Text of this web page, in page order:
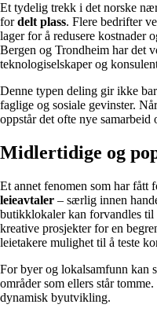
Et tydelig trekk i det norske
fordelt plass. Flere bedrifter
lager for å redusere kostnader
Bergen og Trondheim har det
teknologiselskaper og
Denne typen deling gir ikke
faglige og sosiale gevinster.
oppstår det ofte nye samarbeid
Midlertidige og
Et annet fenomen som har fått
leieavtaler – særlig innen
butikklokaler kan forvandles
kreative prosjekter for en
leietakere mulighet til å teste
For byer og lokalsamfunn kan
områder som ellers står
dynamisk byutvikling.